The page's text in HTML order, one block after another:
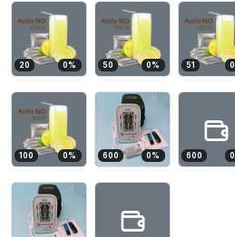
20 0% 50 0% 51 0
100 0% 600 0% 600 0